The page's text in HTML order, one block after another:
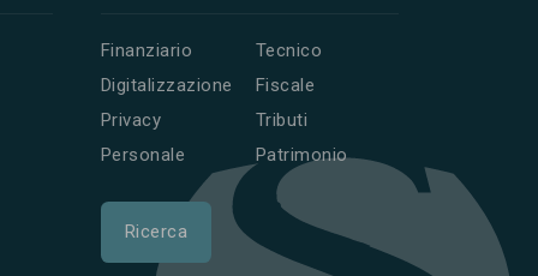
Finanziario
Digitalizzazione
Privacy
Personale
Tecnico
Fiscale
Tributi
Patrimonio
Ricerca